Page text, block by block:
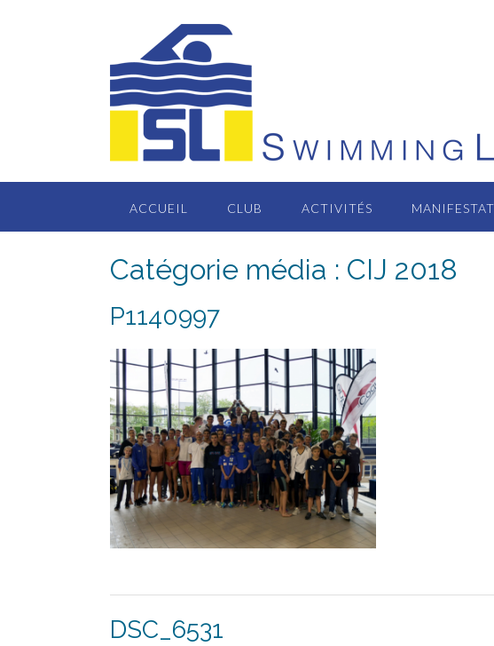
ACCUEIL CLUB ACTIVITÉS
Catégorie média : CIJ 2018
P1140997
DSC_6531